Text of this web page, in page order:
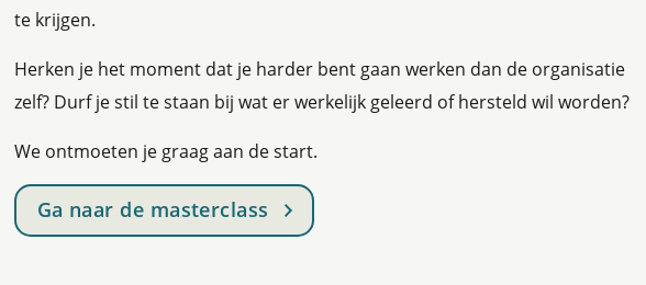
te krijgen.
Herken je het moment dat je harder bent gaan werken dan de organisatie
zelf? Durf je stil te staan bij wat er werkelijk geleerd of hersteld wil worden?
We ontmoeten je graag aan de start.
Ga naar de masterclass